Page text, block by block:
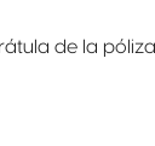
de la póliza